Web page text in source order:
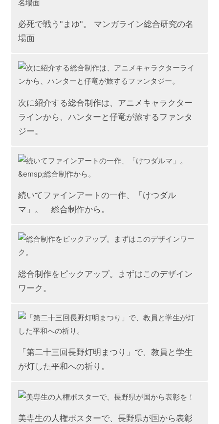
必死で戦う"まゆ"。 マンガライン総合研究の名
場面
次に紹介する総合制作は、アニメキャラクター
ラインから、ハンターと仔竜が旅するファンタ
ジー。
続いてファインアートの一作、「けつダル
マ」。 総合制作から。
総合制作をピックアップ。まずはこのデザイン
ワーク。
「第二十三回長野灯明まつり」で、教員と学生
が灯した平和への祈り。
美専生の人権ポスターで、長野県が国から表彰